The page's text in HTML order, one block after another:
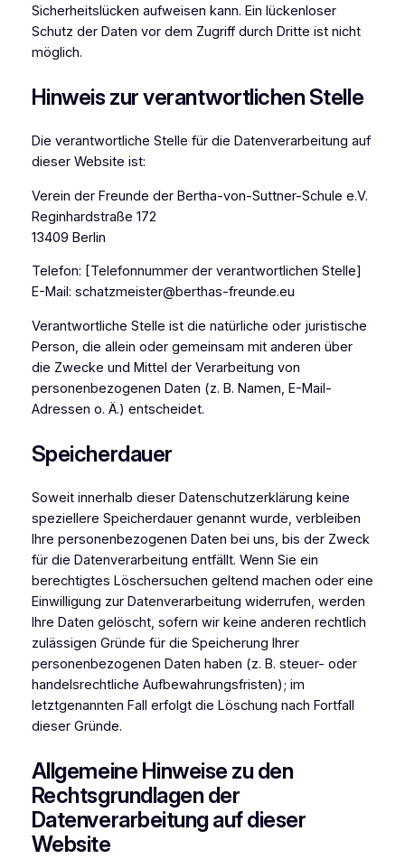
Sicherheitslücken aufweisen kann. Ein lückenloser
Schutz der Daten vor dem Zugriff durch Dritte ist nicht
möglich.
Hinweis zur verantwortlichen Stelle
Die verantwortliche Stelle für die Datenverarbeitung auf
dieser Website ist:
Verein der Freunde der Bertha-von-Suttner-Schule e.V.
Reginhardstraße 172
13409 Berlin
Telefon: [Telefonnummer der verantwortlichen Stelle]
E-Mail: schatzmeister@berthas-freunde.eu
Verantwortliche Stelle ist die natürliche oder juristische
Person, die allein oder gemeinsam mit anderen über
die Zwecke und Mittel der Verarbeitung von
personenbezogenen Daten (z. B. Namen, E-Mail-
Adressen o. Ä.) entscheidet.
Speicherdauer
Soweit innerhalb dieser Datenschutzerklärung keine
speziellere Speicherdauer genannt wurde, verbleiben
Ihre personenbezogenen Daten bei uns, bis der Zweck
für die Datenverarbeitung entfällt. Wenn Sie ein
berechtigtes Löschersuchen geltend machen oder eine
Einwilligung zur Datenverarbeitung widerrufen, werden
Ihre Daten gelöscht, sofern wir keine anderen rechtlich
zulässigen Gründe für die Speicherung Ihrer
personenbezogenen Daten haben (z. B. steuer- oder
handelsrechtliche Aufbewahrungsfristen); im
letztgenannten Fall erfolgt die Löschung nach Fortfall
dieser Gründe.
Allgemeine Hinweise zu den
Rechtsgrundlagen der
Datenverarbeitung auf dieser
Website